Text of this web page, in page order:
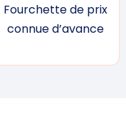
Fourchette de prix
connue d’avance